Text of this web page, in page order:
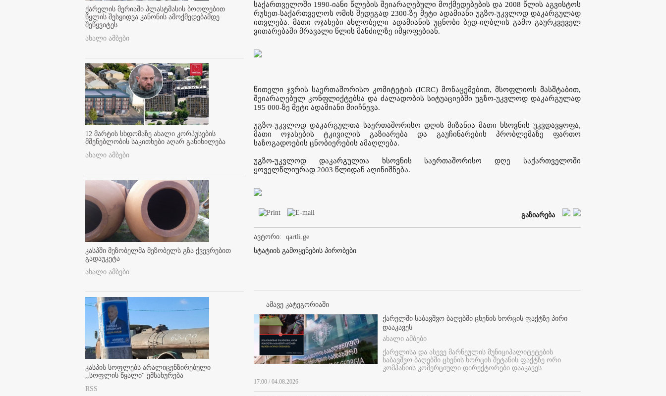
ქარელის მერიაში პლასტმასის ბოთლებით
წყლის შესყიდვა კანონის ამოქმედებამდე
შეწყვიტეს
ახალი ამბები
12 მარტის სხდომაზე ახალი კორპუსების
მშენებლობის საკითხები აღარ განიხილება
ახალი ამბები
კასპში მეზობელმა მეზობელს გზა ქვევრებით
გადაუკეტა
ახალი ამბები
კასპის სოფლებს არალიცენზირებული
,,სოფლის წყალი" ემსახურება
RSS
საქართველოში 1990-იანი წლების შეიარაღებული მოქმედებების და 2008 წლის აგვისტოს
რუსეთ-საქართველოს ომის შედეგად 2300-ზე მეტი ადამიანი უგზო-უკვლოდ დაკარგულად
ითვლება. მათი ოჯახები ახლობელი ადამიანის უცნობი ბედ-იღბლის გამო გაურკვეველ
ვითარებაში მრავალი წლის მანძილზე იმყოფებიან.
წითელი ჯვრის საერთაშორისო კომიტეტის (ICRC) მონაცემებით, მსოფლიოს მასშტაბით,
შეიარაღებულ კონფლიქტებსა და ძალადობის სიტუაციებში უგზო-უკვლოდ დაკარგულად
195 000-ზე მეტი ადამიანი მიიჩნევა.
უგზო-უკვლოდ დაკარგულთა საერთაშორისო დღის მიზანია მათი ხსოვნის უკვდავყოფა,
მათი ოჯახების ტკივილის გაზიარება და გაუჩინარების პრობლემაზე ფართო
საზოგადოების ცნობიერების ამაღლება.
უგზო-უკვლოდ დაკარგულთა ხსოვნის საერთაშორისო დღე საქართველოში
ყოველწლიურად 2003 წლიდან აღინიშნება.
გაზიარება
ავტორი:
qartli.ge
სტატიის გამოყენების პირობები
ამავე კატეგორიაში
ქარელში საბავშვო ბაღებში ცხენის ხორცის ფაქტზე პირი
დააკავეს
ახალი ამბები
ქარელისა და ასევე მარნეულის მუნიციპალიტეტების
საბავშვო ბაღებში ცხენის ხორცის შეტანის ფაქტზე ორი
კომპანიის კომერციული დირექტორები დააკავეს.
17:00 / 04.08.2026